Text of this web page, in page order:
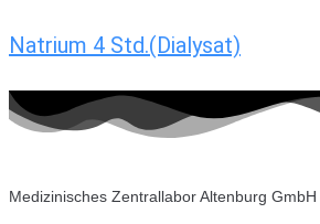
Natrium 4 Std.(Dialysat)
Medizinisches Zentrallabor Altenburg